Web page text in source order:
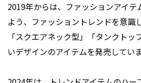
2019年からは、ファッションアイテ
よう、ファッショントレンドを意識
「スクエアネック型」「タンクトッ
いデザインのアイテムを発売していま